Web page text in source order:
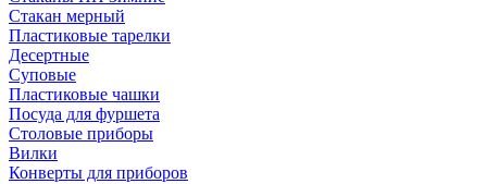
Стакан мерный
Пластиковые тарелки
Десертные
Суповые
Пластиковые чашки
Посуда для фуршета
Столовые приборы
Вилки
Конверты для приборов